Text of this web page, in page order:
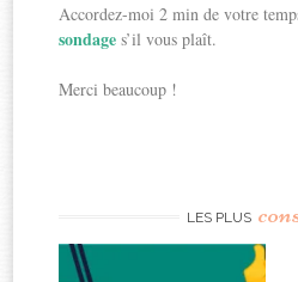
Accordez-moi 2 min de votre
sondages’il vous plaît.
Merci beaucoup !
LES PLUS